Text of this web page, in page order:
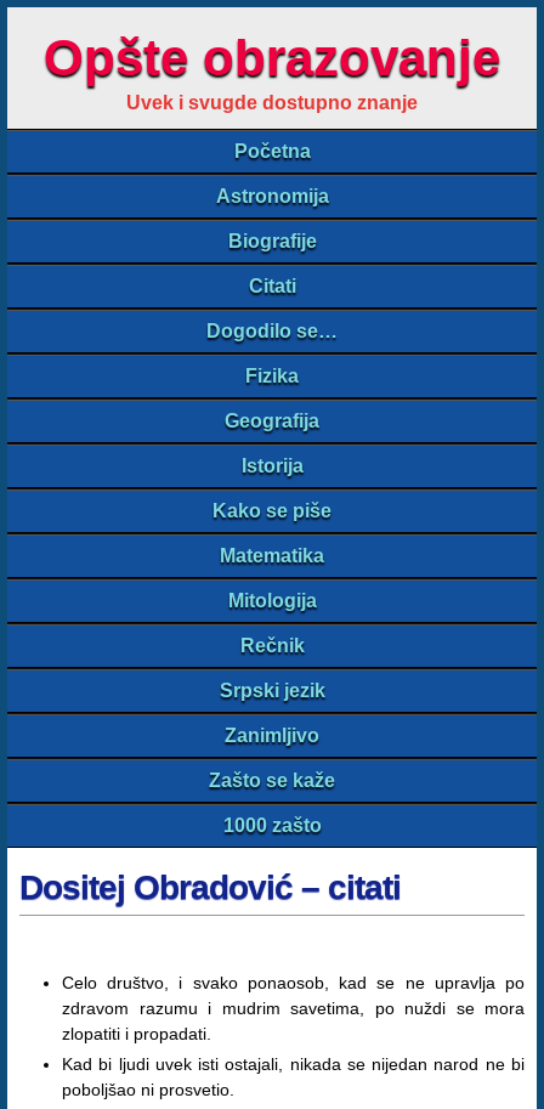
Opšte obrazovanje
Uvek i svugde dostupno znanje
Početna
Astronomija
Biografije
Citati
Dogodilo se…
Fizika
Geografija
Istorija
Kako se piše
Matematika
Mitologija
Rečnik
Srpski jezik
Zanimljivo
Zašto se kaže
1000 zašto
Dositej Obradović – citati
Celo društvo, i svako ponaosob, kad se ne upravlja po
zdravom razumu i mudrim savetima, po nuždi se mora
zlopatiti i propadati.
Kad bi ljudi uvek isti ostajali, nikada se nijedan narod ne bi
poboljšao ni prosvetio.